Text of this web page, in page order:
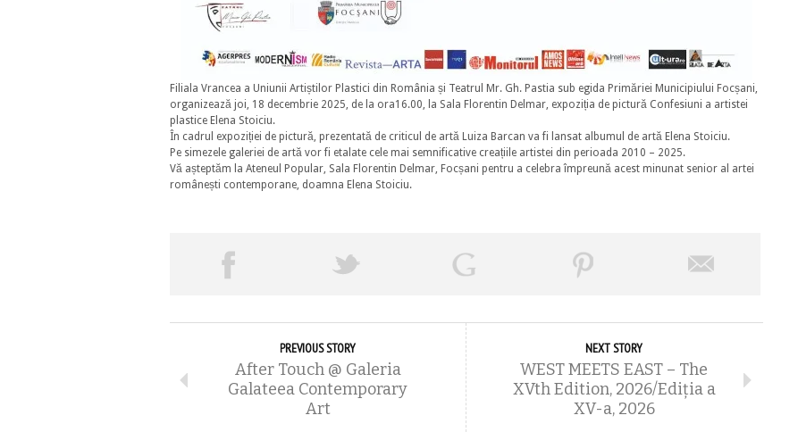
Filiala Vrancea a Uniunii Artiștilor Plastici din România și Teatrul Mr. Gh. Pastia sub egida Primăriei Municipiului Focșani,
organizează joi, 18 decembrie 2025, de la ora16.00, la Sala Florentin Delmar, expoziția de pictură Confesiuni a artistei
plastice Elena Stoiciu.
În cadrul expoziției de pictură, prezentată de criticul de artă Luiza Barcan va fi lansat albumul de artă Elena Stoiciu.
Pe simezele galeriei de artă vor fi etalate cele mai semnificative creațiile artistei din perioada 2010 – 2025.
Vă așteptăm la Ateneul Popular, Sala Florentin Delmar, Focșani pentru a celebra împreună acest minunat senior al artei
românești contemporane, doamna Elena Stoiciu.
PREVIOUS STORY
After Touch @ Galeria
Galateea Contemporary
Art
NEXT STORY
WEST MEETS EAST – The
XVth Edition, 2026/Ediţia a
XV-a, 2026